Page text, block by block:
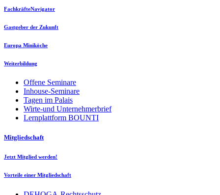
FachkräfteNavigator
Gastgeber der Zukunft
Europa Miniköche
Weiterbildung
Offene Seminare
Inhouse-Seminare
Tagen im Palais
Wirte-und Unternehmerbrief
Lernplattform BOUNTI
Mitgliedschaft
Jetzt Mitglied werden!
Vorteile einer Mitgliedschaft